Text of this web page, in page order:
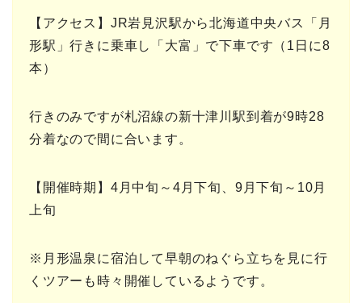
【アクセス】JR岩見沢駅から北海道中央バス「月
形駅」行きに乗車し「大富」で下車です（1日に8
本）
行きのみですが札沼線の新十津川駅到着が9時28
分着なので間に合います。
【開催時期】4月中旬～4月下旬、9月下旬～10月
上旬
※月形温泉に宿泊して早朝のねぐら立ちを見に行
くツアーも時々開催しているようです。